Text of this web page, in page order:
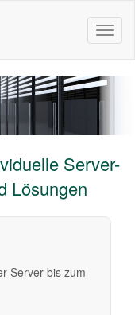
Server-
Lösungen
Server bis zum